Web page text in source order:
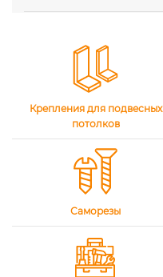
Крепления для подвесных
потолков
Саморезы